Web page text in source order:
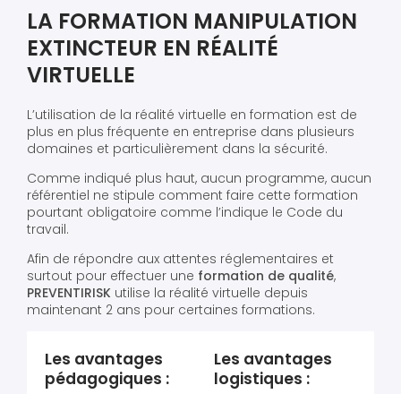
LA FORMATION MANIPULATION
EXTINCTEUR EN RÉALITÉ
VIRTUELLE
L’utilisation de la réalité virtuelle en formation est de
plus en plus fréquente en entreprise dans plusieurs
domaines et particulièrement dans la sécurité.
Comme indiqué plus haut, aucun programme, aucun
référentiel ne stipule comment faire cette formation
pourtant obligatoire comme l’indique le Code du
travail.
Afin de répondre aux attentes réglementaires et
surtout pour effectuer une formation de qualité,
PREVENTIRISK utilise la réalité virtuelle depuis
maintenant 2 ans pour certaines formations.
Les avantages
pédagogiques :
Les avantages
logistiques :